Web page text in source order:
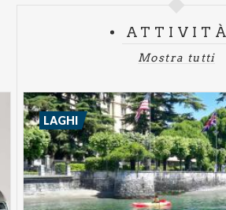
ATTIVITÀ
Mostra tutti
LAGHI